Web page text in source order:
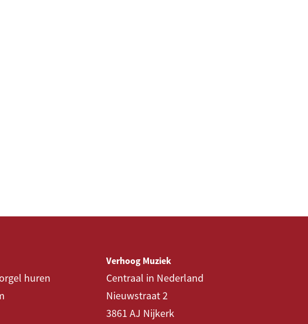
huren
Verhoog Muziek
Centraal in Nederland
Nieuwstraat 2
3861 AJ Nijkerk